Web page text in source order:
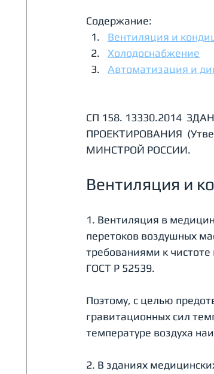
Содержание:
Вентиляция и
Холодоснабжение
Автоматизация и
СП 158. 13330.2014
ПРОЕКТИРОВАНИЯ
МИНСТРОЙ РОССИИ.
Вентиляция и
1. Вентиляция в
перетоков воздушных
требованиями к
ГОСТ Р 52539.
Поэтому, с целью
гравитационных сил
температуре воздуха
2. В зданиях